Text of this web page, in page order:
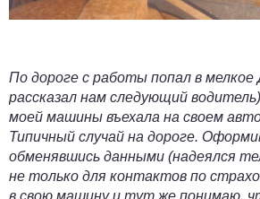
По дороге с работы попал в
рассказал нам следующий
моей машины въехала на своем
Типичный случай на дороге.
обменявшись данными (надеялся
не только для контактов по
в свою машину и тут же понимаю,